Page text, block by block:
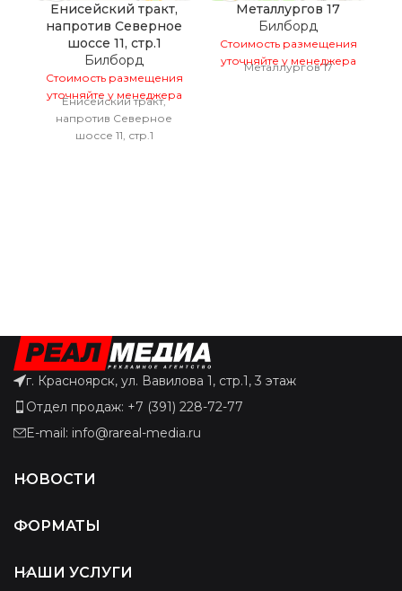
Енисейский тракт,
напротив Северное
шоссе 11, стр.1
Билборд
Стоимость размещения
уточняйте у менеджера
Енисейский тракт,
напротив Северное
шоссе 11, стр.1
Металлургов 17
Билборд
Стоимость размещения
уточняйте у менеджера
Металлургов 17
г. Красноярск, ул. Вавилова 1, стр.1, 3 этаж
Отдел продаж: +7 (391) 228-72-77
E-mail: info@rareal-media.ru
НОВОСТИ
ФОРМАТЫ
НАШИ УСЛУГИ